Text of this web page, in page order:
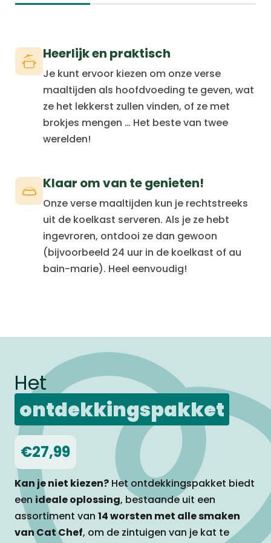
Heerlijk en praktisch
Je kunt ervoor kiezen om onze verse
maaltijden als hoofdvoeding te geven, wat
ze het lekkerst zullen vinden, of ze met
brokjes mengen … Het beste van twee
werelden!
Klaar om van te genieten!
Onze verse maaltijden kun je rechtstreeks
uit de koelkast serveren. Als je ze hebt
ingevroren, ontdooi ze dan gewoon
(bijvoorbeeld 24 uur in de koelkast of au
bain-marie). Heel eenvoudig!
Het
ontdekkingspakket
€27,99
Kan je niet kiezen? Het ontdekkingspakket biedt
een ideale oplossing, bestaande uit een
assortiment van 14 worsten met alle smaken
van Cat Chef, om de zintuigen van je kat te